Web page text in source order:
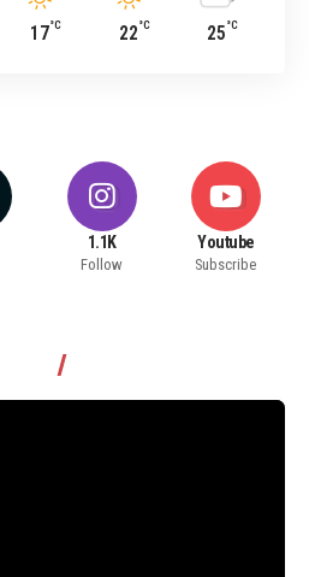
17°C 22°C 25°C
1.1K
Follow
Youtube
Subscribe